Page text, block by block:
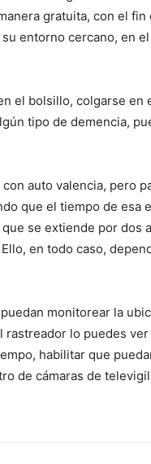
gratuita, con el fin
entorno cercano, en
el bolsillo, colgarse en
tipo de demencia,
auto valencia, pero
que el tiempo de esa
se extiende por dos
en todo caso,
monitorear la
rastreador lo puedes
habilitar que
de cámaras de